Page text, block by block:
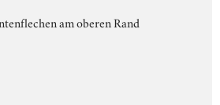
am oberen Rand